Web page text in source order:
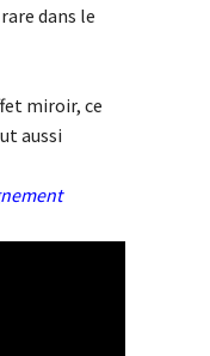
dans le
miroir, ce
aussi